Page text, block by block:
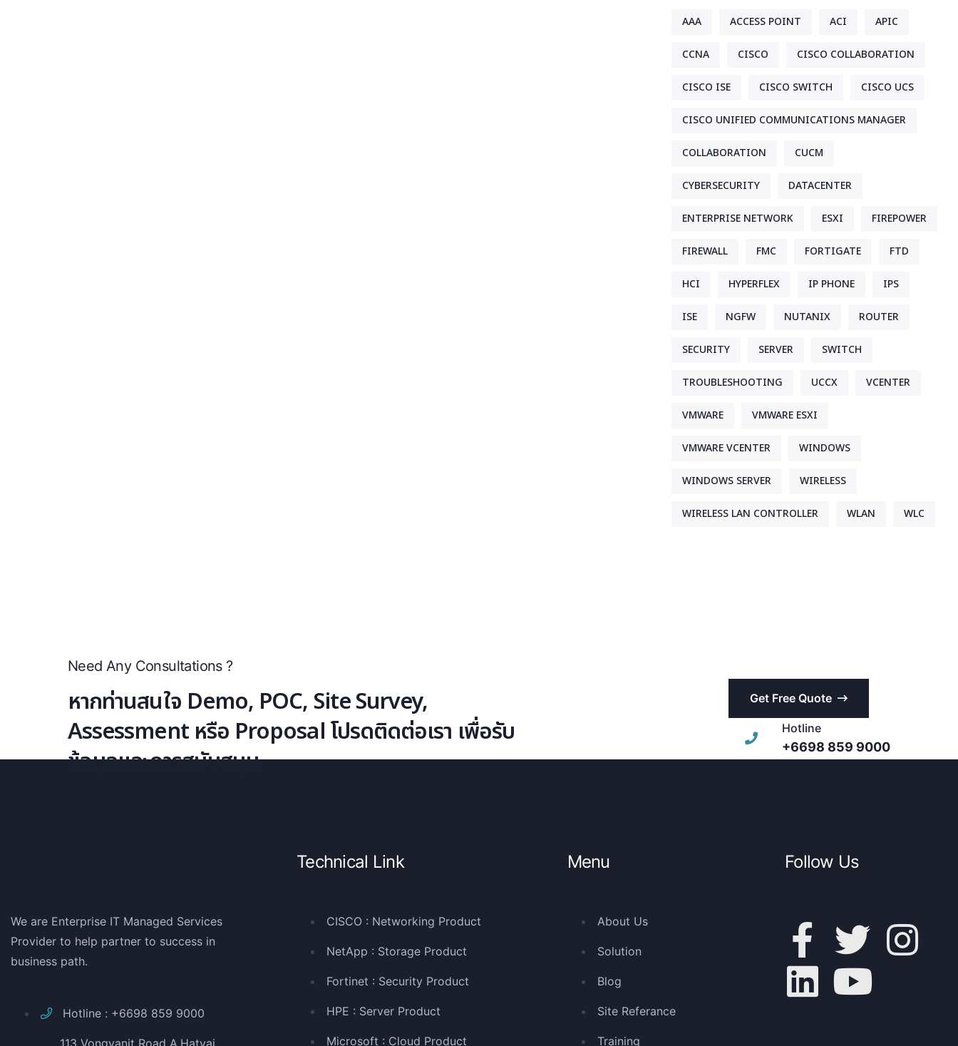
AAA ACCESS POINT ACI APIC
CCNA CISCO CISCO COLLABORATION
CISCO ISE CISCO SWITCH CISCO UCS
CISCO UNIFIED COMMUNICATIONS MANAGER
COLLABORATION CUCM
CYBERSECURITY DATACENTER
ENTERPRISE NETWORK ESXI FIREPOWER
FIREWALL FMC FORTIGATE FTD
HCI HYPERFLEX IP PHONE IPS
ISE NGFW NUTANIX ROUTER
SECURITY SERVER SWITCH
TROUBLESHOOTING UCCX VCENTER
VMWARE VMWARE ESXI
VMWARE VCENTER WINDOWS
WINDOWS SERVER WIRELESS
WIRELESS LAN CONTROLLER WLAN WLC
Need Any Consultations ?
หากท่านสนใจ Demo, POC, Site Survey,
Assessment หรือ Proposal โปรดติดต่อเรา เพื่อรับ
ข้อมูลและการสนับสนุน
Get Free Quote
Hotline
+6698 859 9000
We are Enterprise IT Managed Services
Provider to help partner to success in
business path.
Hotline : +6698 859 9000
Technical Link
CISCO : Networking Product
NetApp : Storage Product
Fortinet : Security Product
HPE : Server Product
Microsoft : Cloud Product
Menu
About Us
Solution
Blog
Site Referance
Training
Follow Us